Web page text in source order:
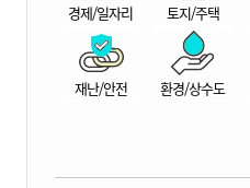
산
경제/일자리 토지/주택
재난/안전 환경/상수도